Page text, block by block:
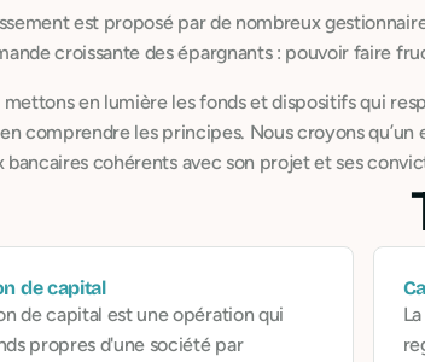
est proposé par de nombreux
croissante des épargnants : pouvoir faire
en lumière les fonds et dispositifs qui
comprendre les principes. Nous croyons
bancaires cohérents avec son projet et ses
de capital
de capital est une opération qui
propres d'une société par